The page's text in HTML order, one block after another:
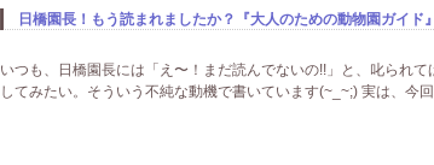
日橋園長！もう読まれましたか？『大人のための動物園ガイ
いつも、日橋園長には「え〜！まだ読んでないの!!」と、叱られ
してみたい。そういう不純な動機で書いています(~_~;) 実は、今